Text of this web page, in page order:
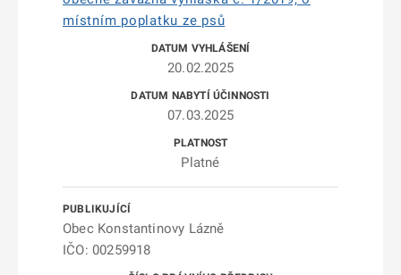
místním poplatku ze psů
20.02.2025
07.03.2025
Platné
Obec Konstantinovy Lázně
IČO: 00259918